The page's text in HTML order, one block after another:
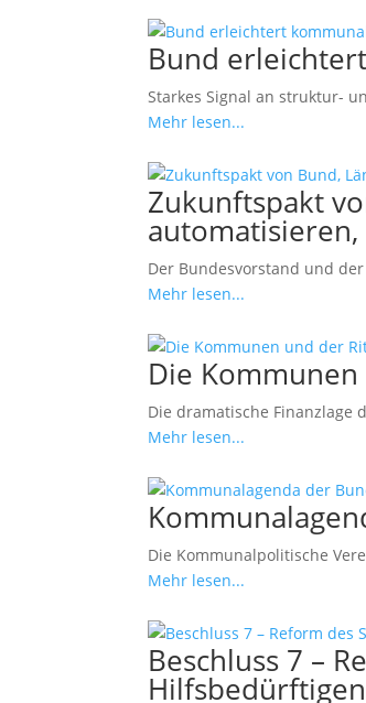
Bund
Starkes Signal an struktur-
Mehr lesen...
Zukunftspakt
Der Bundesvorstand und
Mehr lesen...
Die
Die dramatische Finanzlage
Mehr lesen...
Die Kommunalpolitische
Mehr lesen...
Beschluss 7 –